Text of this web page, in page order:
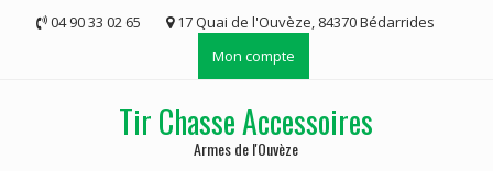
04 90 33 02 65
17 Quai de l'Ouvèze, 84370 Bédarrides
Mon compte
Tir Chasse Accessoires
Armes de l'Ouvèze